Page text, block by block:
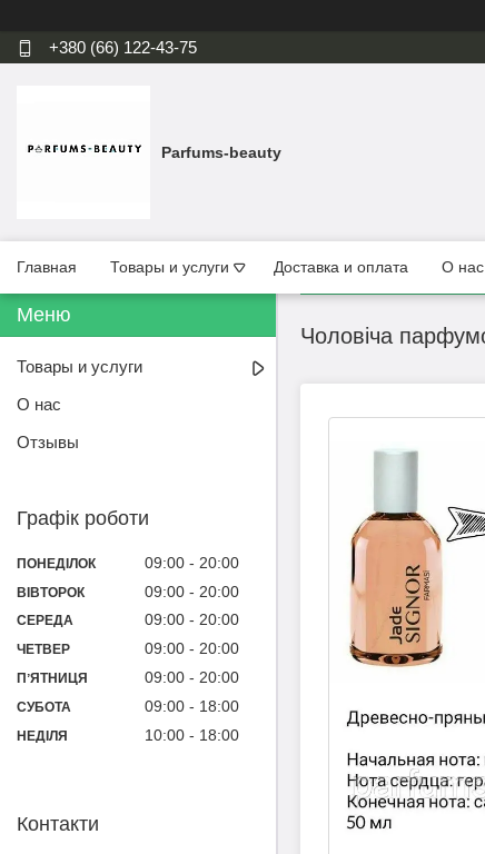
+380 (66) 122-43-75
Parfums-beauty
Главная Товары и услуги Доставка и оплата О нас
Чоловіча
Товары и услуги
О нас
Отзывы
Графік роботи
ПОНЕДІЛОК 09:00 20:00
ВІВТОРОК 09:00 20:00
СЕРЕДА 09:00 20:00
ЧЕТВЕР 09:00 20:00
ПʼЯТНИЦЯ 09:00 20:00
СУБОТА 09:00 18:00
НЕДІЛЯ 10:00 18:00
Контакти